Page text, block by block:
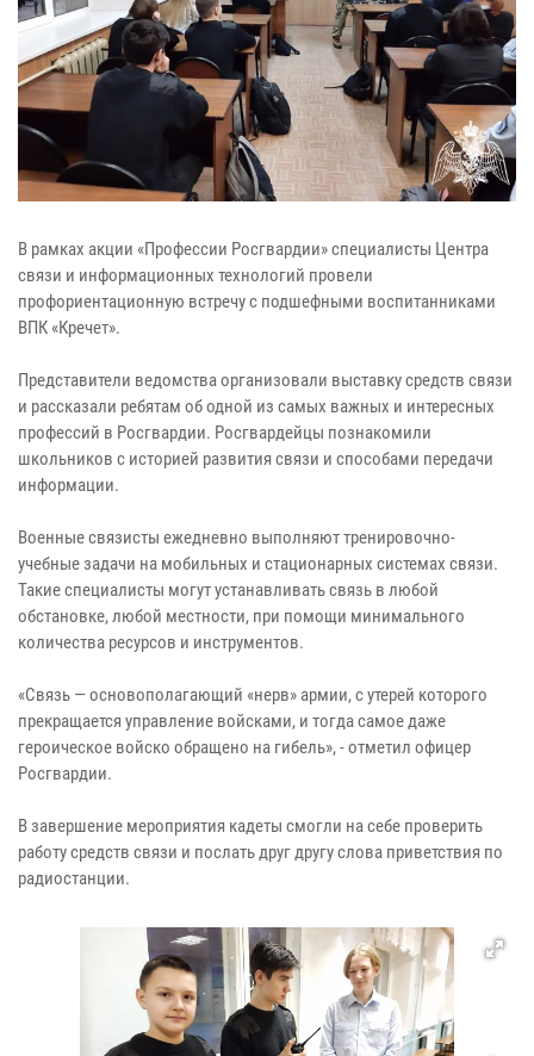
В рамках акции «Профессии Росгвардии» специалисты Центра
связи и информационных технологий провели
профориентационную встречу с подшефными воспитанниками
ВПК «Кречет».
Представители ведомства организовали выставку средств связи
и рассказали ребятам об одной из самых важных и интересных
профессий в Росгвардии. Росгвардейцы познакомили
школьников с историей развития связи и способами передачи
информации.
Военные связисты ежедневно выполняют тренировочно-
учебные задачи на мобильных и стационарных системах связи.
Такие специалисты могут устанавливать связь в любой
обстановке, любой местности, при помощи минимального
количества ресурсов и инструментов.
«Связь — основополагающий «нерв» армии, с утерей которого
прекращается управление войсками, и тогда самое даже
героическое войско обращено на гибель», - отметил офицер
Росгвардии.
В завершение мероприятия кадеты смогли на себе проверить
работу средств связи и послать друг другу слова приветствия по
радиостанции.